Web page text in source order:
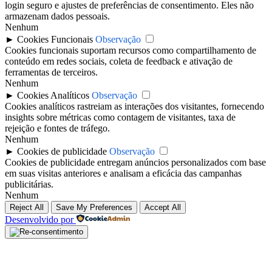
login seguro e ajustes de preferências de consentimento. Eles não
armazenam dados pessoais.
Nenhum
► Cookies Funcionais Observação
Cookies funcionais suportam recursos como compartilhamento de
conteúdo em redes sociais, coleta de feedback e ativação de
ferramentas de terceiros.
Nenhum
► Cookies Analíticos Observação
Cookies analíticos rastreiam as interações dos visitantes, fornecendo
insights sobre métricas como contagem de visitantes, taxa de
rejeição e fontes de tráfego.
Nenhum
► Cookies de publicidade Observação
Cookies de publicidade entregam anúncios personalizados com base
em suas visitas anteriores e analisam a eficácia das campanhas
publicitárias.
Nenhum
Reject All Save My Preferences Accept All
Desenvolvido por